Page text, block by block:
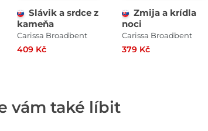
Slávik a srdce z
kameňa
Carissa Broadbent
409 Kč
Zmija a krídla
noci
Carissa Broadbent
379 Kč
vám také líbit